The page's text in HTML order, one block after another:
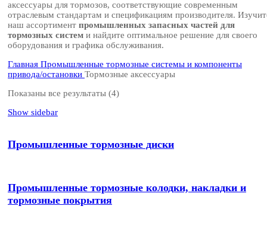
аксессуары для тормозов, соответствующие современным
отраслевым стандартам и спецификациям производителя.
наш ассортимент промышленных запасных частей для
тормозных систем и найдите оптимальное решение для своего
оборудования и графика обслуживания.
Главная Промышленные тормозные системы и компоненты
привода/остановки Тормозные аксессуары
Показаны все результаты (4)
Show sidebar
Промышленные тормозные диски
Промышленные тормозные колодки, накладки и
тормозные покрытия